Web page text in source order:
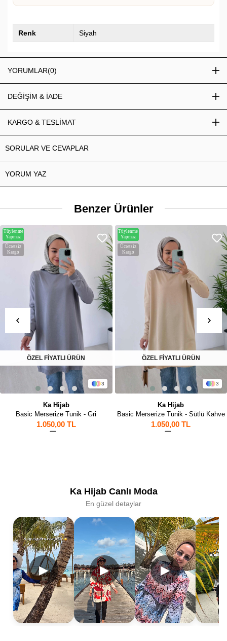
Renk Siyah
YORUMLAR(0)
DEĞİŞİM & İADE
KARGO & TESLİMAT
SORULAR VE CEVAPLAR
YORUM YAZ
Benzer Ürünler
3
Ka Hijab
Basic Merserize Tunik - Gri
1.050,00 TL
Ücretsiz
Kargo
Tüylenme
Yapmaz
ÖZEL FİYATLI ÜRÜN
3
Ka Hijab
Basic Merserize Tunik - Sütlü Kahve
1.050,00 TL
Ücretsiz
Kargo
Tüylenme
Yapmaz
ÖZEL FİYATLI ÜRÜN
Ka Hijab Canlı Moda
En güzel detaylar
▶ ▶ ▶